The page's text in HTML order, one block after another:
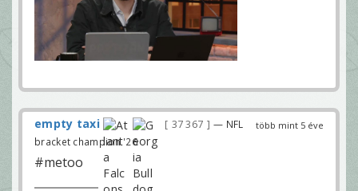
több mint 5 éve
empty taxi 37 367
— NFL
bracket champion '26
#metoo